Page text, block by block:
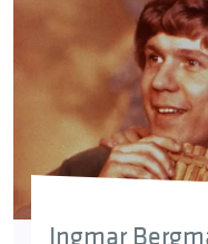
Ingmar